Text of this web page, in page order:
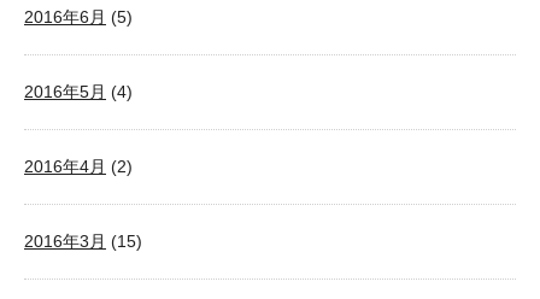
2016年6月 (5)
2016年5月 (4)
2016年4月 (2)
2016年3月 (15)